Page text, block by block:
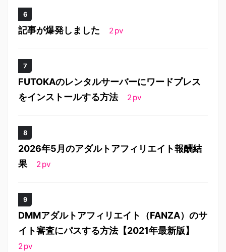
記事が爆発しました 2pv
FUTOKAのレンタルサーバーにワードプレス
をインストールする方法
2pv
2026年5月のアダルトアフィリエイト報酬結
果
2pv
DMMアダルトアフィリエイト（FANZA）のサ
イト審査にパスする方法【2021年最新版】
2pv